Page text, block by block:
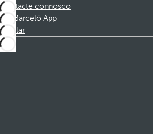
Contacte connosco
Barceló App
Instalar